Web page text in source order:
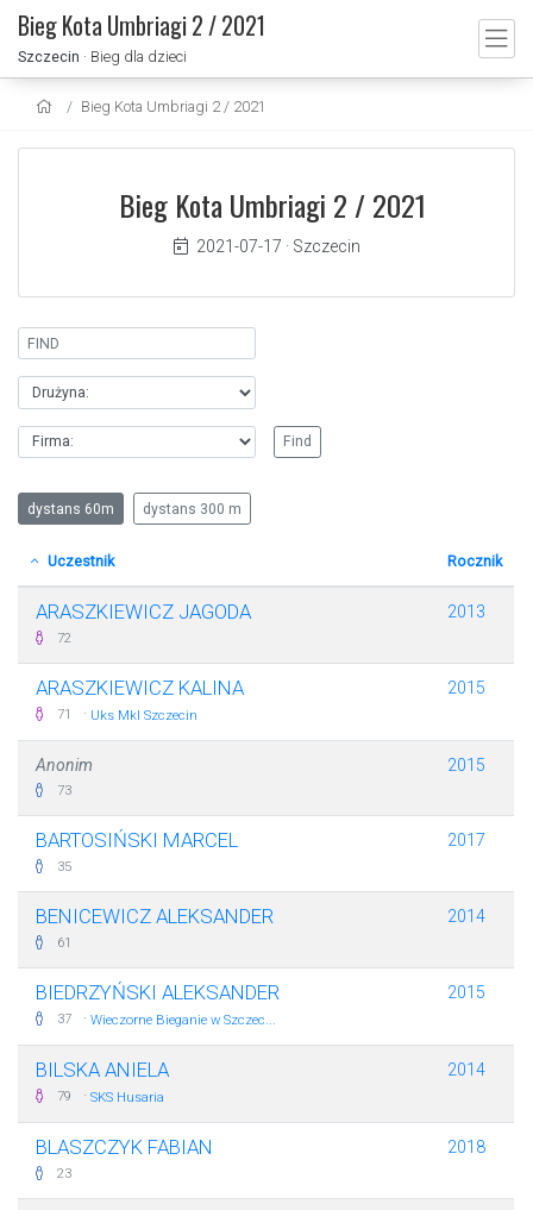
Bieg Kota Umbriagi 2 / 2021
Szczecin · Bieg dla dzieci
Bieg Kota Umbriagi 2 / 2021
Bieg Kota Umbriagi 2 / 2021
2021-07-17 · Szczecin
dystans 60m dystans 300 m
Uczestnik Rocznik
ARASZKIEWICZ JAGODA
72
2013
ARASZKIEWICZ KALINA
71 · Uks Mkl Szczecin
2015
Anonim
73
2015
BARTOSIŃSKI MARCEL
35
2017
BENICEWICZ ALEKSANDER
61
2014
BIEDRZYŃSKI ALEKSANDER
37 · Wieczorne Bieganie w Szczec...
2015
BILSKA ANIELA
79 · SKS Husaria
2014
BLASZCZYK FABIAN
23
2018